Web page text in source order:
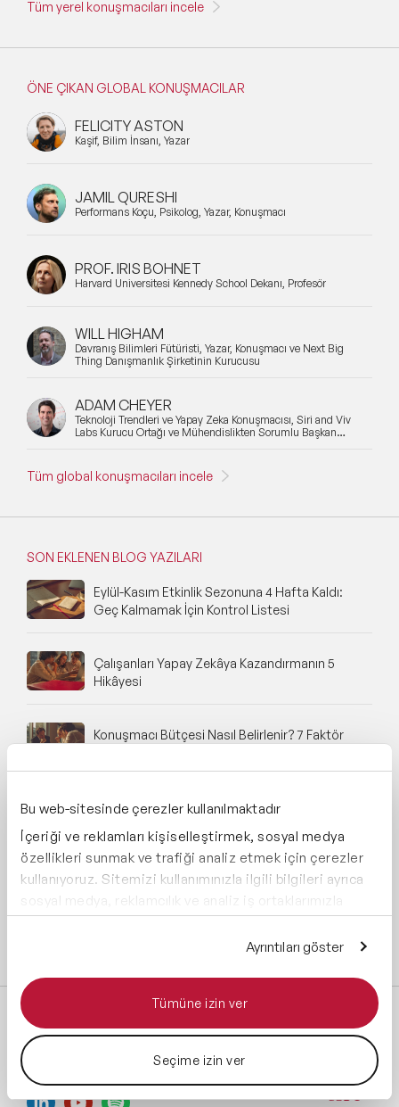
Bu web-sitesinde çerezler kullanılmaktadır
İçeriği ve reklamları kişiselleştirmek, sosyal medya
özellikleri sunmak ve trafiği analiz etmek için çerezler
kullanıyoruz. Sitemizi kullanımınızla ilgili bilgileri ayrıca
sosyal medya, reklamcılık ve analiz iş ortaklarımızla
paylaşabiliriz. İş ortaklarımız, bu bilgileri kendilerine
sağladığınız veya hizmetlerini kullanırken topladıkları
Ayrıntıları göster
Tümüne izin ver
Seçime izin ver
Tüm yerel konuşmacıları incele
ÖNE ÇIKAN GLOBAL KONUŞMACILAR
FELICITY ASTON
Kaşif, Bilim İnsanı, Yazar
JAMIL QURESHI
Performans Koçu, Psikolog, Yazar, Konuşmacı
PROF. IRIS BOHNET
Harvard Üniversitesi Kennedy School Dekanı, Profesör
WILL HIGHAM
Davranış Bilimleri Fütüristi, Yazar, Konuşmacı ve Next Big
Thing Danışmanlık Şirketinin Kurucusu
ADAM CHEYER
Teknoloji Trendleri ve Yapay Zeka Konuşmacısı, Siri and Viv
Labs Kurucu Ortağı ve Mühendislikten Sorumlu Başkan
Tüm global konuşmacıları incele
SON EKLENEN BLOG YAZILARI
Eylül-Kasım Etkinlik Sezonuna 4 Hafta Kaldı:
Geç Kalmamak İçin Kontrol Listesi
Çalışanları Yapay Zekâya Kazandırmanın 5
Hikâyesi
Konuşmacı Bütçesi Nasıl Belirlenir? 7 Faktör
Finans-Ekonomi Konuşmacıları Türkiye'de
Business Influencer Projesi Nasıl Kurgulanır?
Speaker Agency’yi Takip Et: